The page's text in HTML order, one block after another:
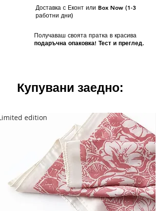
Доставка с Еконт или Box Now (1-3
работни дни)
Получаваш своята пратка в красива
подаръчна опаковка! Тест и преглед.
Купувани заедно:
edition